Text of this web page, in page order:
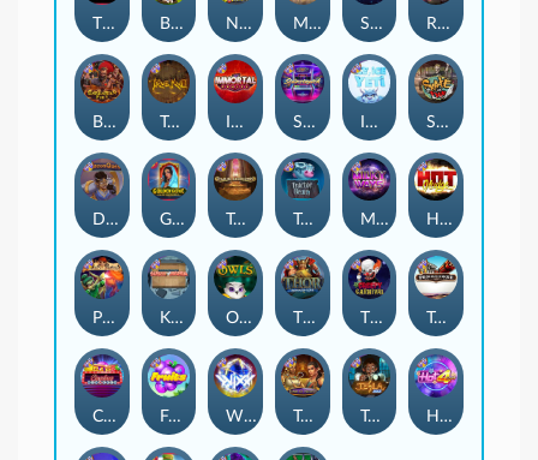
Skate or Die
Nexus Outsourced Manhattan Goes Wild Roadkill
Tractor Beam
Casino Win Spin
Hot Nudge
Space Donkey
Starstruck
Barbarian Fury
Tomb of Nefertiti
Tomb of Akhenaten
Golden Genie And The Walking Wilds
Immortal Fruits
Tesla Jolt
Dungeon Quest
WiXX
Fruits
Bonus Bunnies
Hot 4 Cash
Tombstone
Owls
Milky Ways
The Creepy Carnival
Kitchen Drama: Sushi Mania
Pixies vs Pirates Thor: Hammer Time
Ice Ice Yeti
True kult
The Rave